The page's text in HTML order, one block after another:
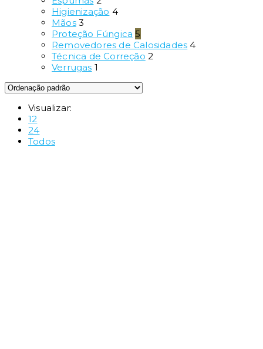
Higienização 4
Mãos 3
Proteção Fúngica 5
Removedores de Calosidades 4
Técnica de Correção 2
Verrugas 1
Visualizar:
12
24
Todos